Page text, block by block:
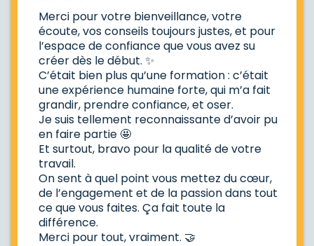
Merci pour votre bienveillance, votre
écoute, vos conseils toujours justes, et pour
l’espace de confiance que vous avez su
créer dès le début. ✨
C’était bien plus qu’une formation : c’était
une expérience humaine forte, qui m’a fait
grandir, prendre confiance, et oser.
Je suis tellement reconnaissante d’avoir pu
en faire partie 🤩
Et surtout, bravo pour la qualité de votre
travail.
On sent à quel point vous mettez du cœur,
de l’engagement et de la passion dans tout
ce que vous faites. Ça fait toute la
différence.
Merci pour tout, vraiment. 🤝